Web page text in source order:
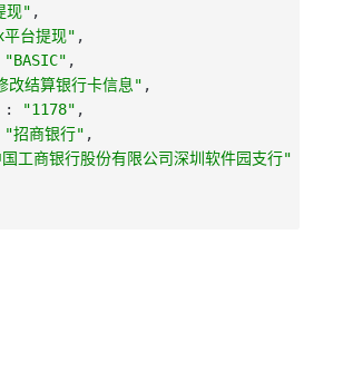
现" ,
台提现" ,
"BASIC" ,
改结算银行卡信息" ,
: "1178" ,
"招商银行" ,
工商银行股份有限公司深圳软件园支行"